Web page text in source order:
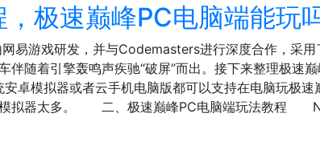
极速巅峰PC电脑端能玩
易游戏研发，并与Codemasters进行深度合作，采
随着引擎轰鸣声疾驰“破屏”而出。接下来整理极速
器或者云手机电脑版都可以支持在电脑玩极速巅
过模拟器太多。 二、极速巅峰PC电脑端玩法